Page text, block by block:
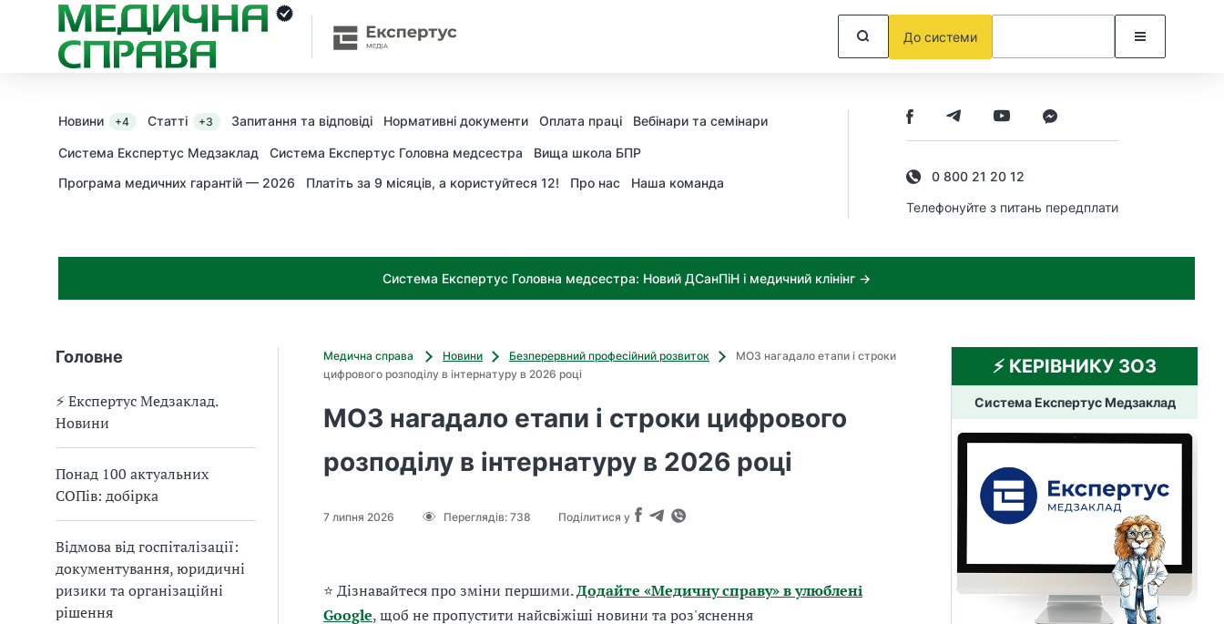
До системи
Новини +4 Статті +3 Запитання та відповіді Нормативні документи Оплата праці Вебінари та семінари
Система Експертус Медзаклад Система Експертус Головна медсестра
Вища школа БПР
Програма медичних гарантій — 2026
Платіть за 9 місяців, а користуйтеся 12! Про нас Наша команда
0 800 21 20 12
Телефонуйте з питань передплати
Система Експертус Головна медсестра: Новий ДСанПіН і медичний клінінг →
Головне
⚡️ Експертус Медзаклад.
Новини
Понад 100 актуальних
СОПів: добірка
Відмова від госпіталізації:
документування, юридичні
ризики та організаційні
рішення
Медична справа Новини Безперервний професійний розвиток
МОЗ нагадало етапи і строки
цифрового розподілу в інтернатуру в 2026 році
МОЗ нагадало етапи і строки цифрового
розподілу в інтернатуру в 2026 році
7 липня 2026 Переглядів: 738 Поділитися у
⭐ Дізнавайтеся про зміни першими.Додайте «Медичну справу» в улюблені
Google, щоб не пропустити найсвіжіші новини та роз'яснення
⚡️ КЕРІВНИКУ ЗОЗ
Система Експертус Медзаклад